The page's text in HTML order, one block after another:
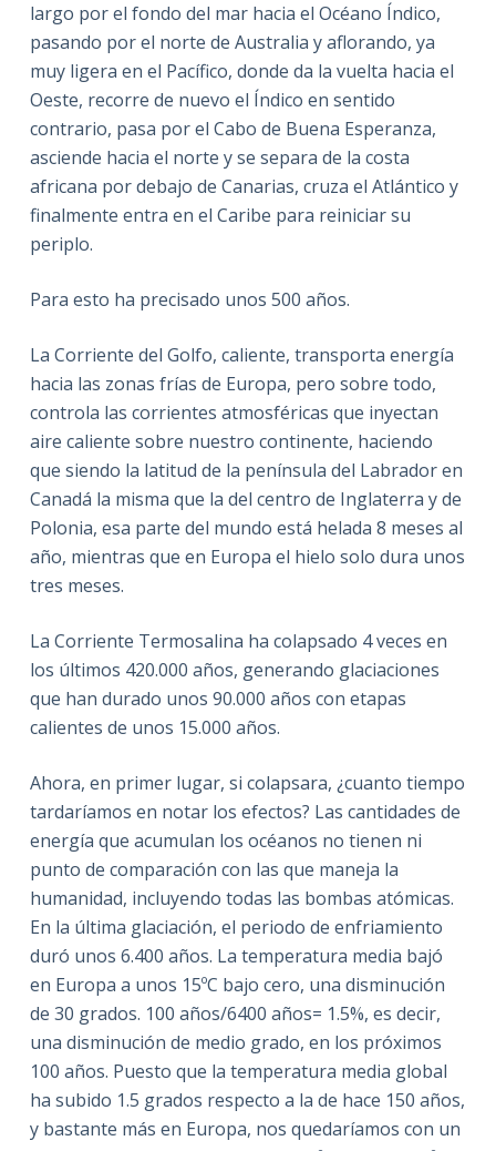
largo por el fondo del mar hacia el Océano Índico,
pasando por el norte de Australia y aflorando, ya
muy ligera en el Pacífico, donde da la vuelta hacia el
Oeste, recorre de nuevo el Índico en sentido
contrario, pasa por el Cabo de Buena Esperanza,
asciende hacia el norte y se separa de la costa
africana por debajo de Canarias, cruza el Atlántico y
finalmente entra en el Caribe para reiniciar su
periplo.
Para esto ha precisado unos 500 años.
La Corriente del Golfo, caliente, transporta energía
hacia las zonas frías de Europa, pero sobre todo,
controla las corrientes atmosféricas que inyectan
aire caliente sobre nuestro continente, haciendo
que siendo la latitud de la península del Labrador en
Canadá la misma que la del centro de Inglaterra y de
Polonia, esa parte del mundo está helada 8 meses al
año, mientras que en Europa el hielo solo dura unos
tres meses.
La Corriente Termosalina ha colapsado 4 veces en
los últimos 420.000 años, generando glaciaciones
que han durado unos 90.000 años con etapas
calientes de unos 15.000 años.
Ahora, en primer lugar, si colapsara, ¿cuanto tiempo
tardaríamos en notar los efectos? Las cantidades de
energía que acumulan los océanos no tienen ni
punto de comparación con las que maneja la
humanidad, incluyendo todas las bombas atómicas.
En la última glaciación, el periodo de enfriamiento
duró unos 6.400 años. La temperatura media bajó
en Europa a unos 15ºC bajo cero, una disminución
de 30 grados. 100 años/6400 años= 1.5%, es decir,
una disminución de medio grado, en los próximos
100 años. Puesto que la temperatura media global
ha subido 1.5 grados respecto a la de hace 150 años,
y bastante más en Europa, nos quedaríamos con un